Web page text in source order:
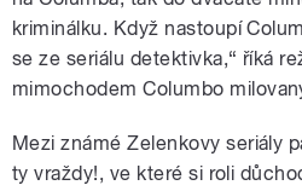
kriminálku. Když nastoupí
se ze seriálu detektivka,“ říká
mimochodem Columbo
Mezi známé Zelenkovy seriály
ty vraždy!, ve které si roli